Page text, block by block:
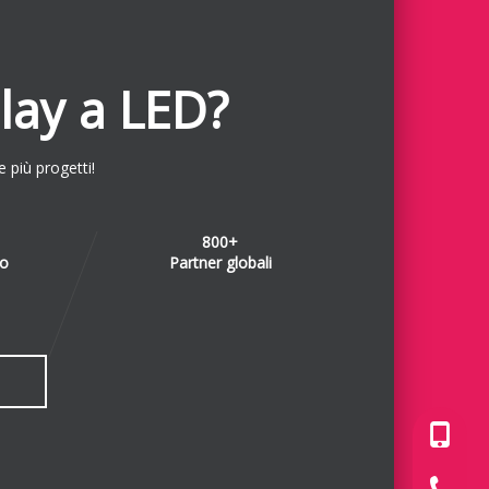
a LED?
più progetti!
800+
Partner globali